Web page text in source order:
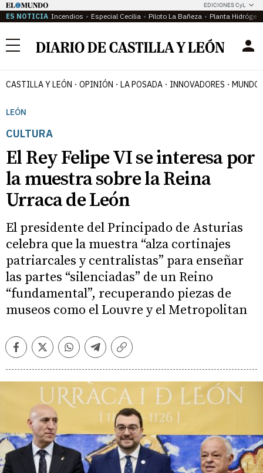
EDICIONES CyL
ES NOTICIA Incendios Especial Cecilia Piloto La Bañeza Planta
Menú
CASTILLA Y LEÓN OPINIÓN LA POSADA INNOVADORES MUNDO
LEÓN
CULTURA
El Rey Felipe VI se interesa por
la muestra sobre la Reina
Urraca de León
El presidente del Principado de Asturias
celebra que la muestra “alza cortinajes
patriarcales y centralistas” para enseñar
las partes “silenciadas” de un Reino
“fundamental”, recuperando piezas de
museos como el Louvre y el Metropolitan
FacebookTwitterWhatsappTelegramCopiar